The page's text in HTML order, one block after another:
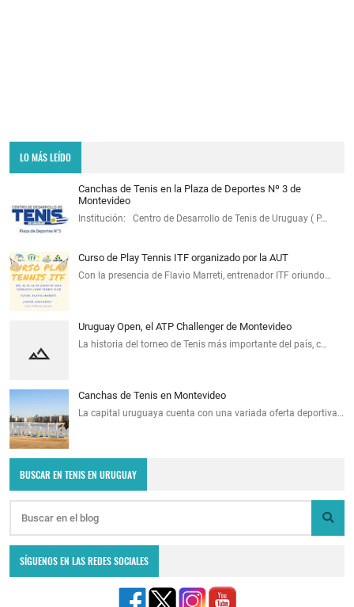
LO MÁS LEÍDO
Canchas de Tenis en la Plaza de Deportes Nº 3 de
Montevideo
Institución: Centro de Desarrollo de Tenis de Uruguay ( P…
Curso de Play Tennis ITF organizado por la AUT
Con la presencia de Flavio Marreti, entrenador ITF oriundo…
Uruguay Open, el ATP Challenger de Montevideo
La historia del torneo de Tenis más importante del país, c…
Canchas de Tenis en Montevideo
La capital uruguaya cuenta con una variada oferta deportiva…
BUSCAR EN TENIS EN URUGUAY
SÍGUENOS EN LAS REDES SOCIALES